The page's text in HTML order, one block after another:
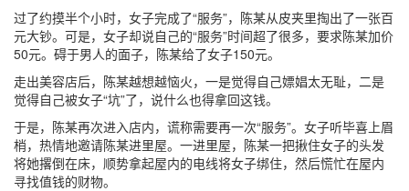
过了约摸半个小时，女子完成了“服务”，陈某从皮夹里掏出了一张百
元大钞。可是，女子却说自己的“服务”时间超了很多，要求陈某加价
50元。碍于男人的面子，陈某给了女子150元。
走出美容店后，陈某越想越恼火，一是觉得自己嫖娼太无耻，二是
觉得自己被女子“坑”了，说什么也得拿回这钱。
于是，陈某再次进入店内，谎称需要再一次“服务”。女子听毕喜上眉
梢，热情地邀请陈某进里屋。一进里屋，陈某一把揪住女子的头发
将她撂倒在床，顺势拿起屋内的电线将女子绑住，然后慌忙在屋内
寻找值钱的财物。